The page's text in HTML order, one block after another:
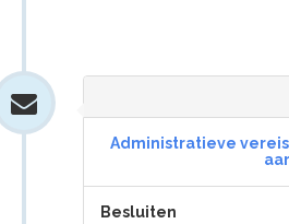
Administratieve
Besluiten